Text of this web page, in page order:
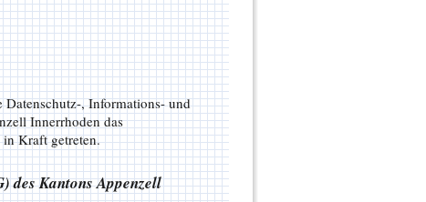
, Informations- und
Innerrhoden das
Kraft getreten.
des Kantons Appenzell